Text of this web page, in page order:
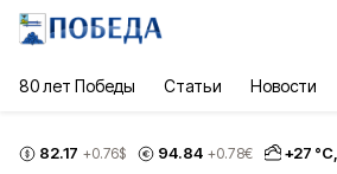
80 лет Победы Статьи Новости
82.17 +0.76$ 94.84 +0.78€ +27 °С,